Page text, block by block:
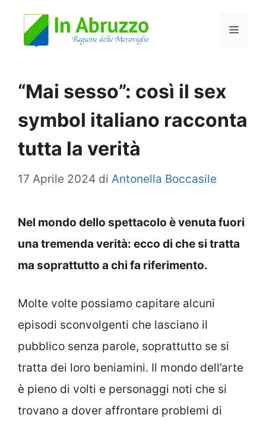
Menu
“Mai sesso”: così il sex
symbol italiano racconta
tutta la verità
17 Aprile 2024 di Antonella Boccasile
Nel mondo dello spettacolo è venuta fuori
una tremenda verità: ecco di che si tratta
ma soprattutto a chi fa riferimento.
Molte volte possiamo capitare alcuni
episodi sconvolgenti che lasciano il
pubblico senza parole, soprattutto se si
tratta dei loro beniamini. Il mondo dell’arte
è pieno di volti e personaggi noti che si
trovano a dover affrontare problemi di